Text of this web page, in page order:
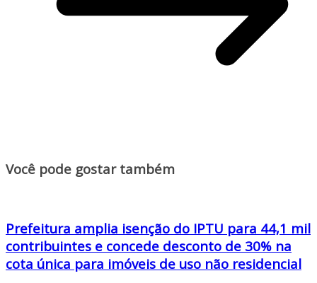
Você pode gostar também
Prefeitura amplia isenção do IPTU para 44,1 mil
contribuintes e concede desconto de 30% na
cota única para imóveis de uso não residencial